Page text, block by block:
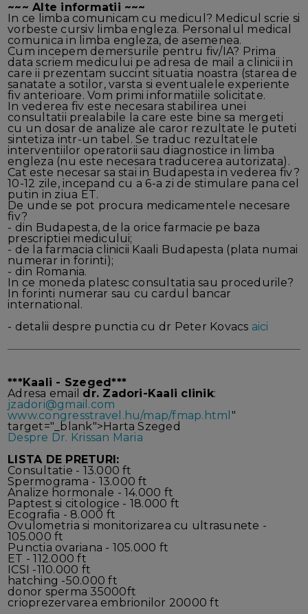
~~~ Alte informatii ~~~
In ce limba comunicam cu medicul? Medicul scrie si
vorbeste cursiv limba engleza. Personalul medical
comunica in limba engleza, de asemenea.
Cum incepem demersurile pentru fiv/IA? Prima
data scriem medicului pe adresa de mail a clinicii in
care ii prezentam succint situatia noastra (starea de
sanatate a sotilor, varsta si eventualele experiente
fiv anterioare. Vom primi informatiile solicitate.
In vederea fiv este necesara stabilirea unei
consultatii prealabile la care este bine sa mergeti
cu un dosar de analize ale caror rezultate le puteti
sintetiza intr-un tabel. Se traduc rezultatele
interventiilor operatorii sau diagnostice in limba
engleza (nu este necesara traducerea autorizata).
Cat este necesar sa stai in Budapesta in vederea fiv?
10-12 zile, incepand cu a 6-a zi de stimulare pana cel
putin in ziua ET.
De unde se pot procura medicamentele necesare
fiv?
- din Budapesta, de la orice farmacie pe baza
prescriptiei medicului;
- de la farmacia clinicii Kaali Budapesta (plata numai
numerar in forinti);
- din Romania.
In ce moneda platesc consultatia sau procedurile?
In forinti numerar sau cu cardul bancar
international.
- detalii despre punctia cu dr Peter Kovacs aici
***Kaali - Szeged***
Adresa email dr. Zadori-Kaali clinik:
jzadori@gmail.com
www.congresstravel.hu/map/fmap.html "
target="_blank">Harta Szeged
Despre Dr. Krissan Maria
LISTA DE PRETURI:
Consultatie - 13.000 ft
Spermograma - 13.000 ft
Analize hormonale - 14.000 ft
Paptest si citologice - 18.000 ft
Ecografia - 8.000 ft
Ovulometria si monitorizarea cu ultrasunete -
105.000 ft
Punctia ovariana - 105.000 ft
ET - 112.000 ft
ICSI -110.000 ft
hatching -50.000 ft
donor sperma 35000ft
crioprezervarea embrionilor 20000 ft